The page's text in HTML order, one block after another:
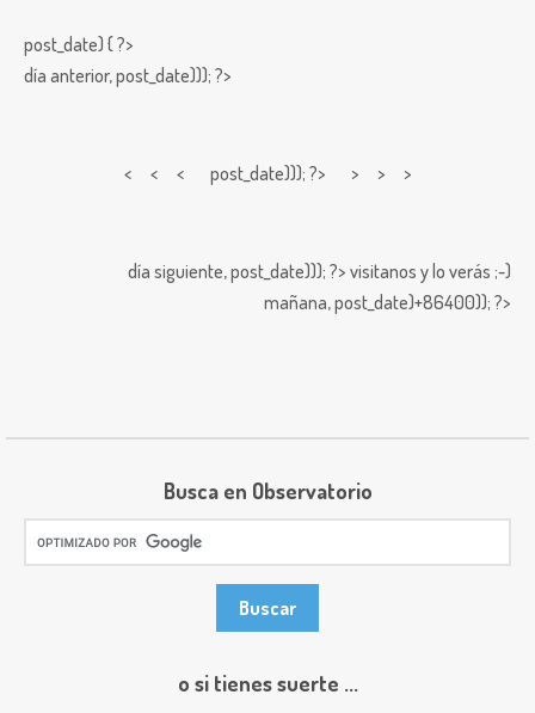
post_date) { ?>
día anterior,post_date))); ?>
< < < post_date))); ?> > > >
día siguiente,post_date))); ?> visitanos y lo verás ;-)
mañana,post_date)+86400)); ?>
Busca en Observatorio
o si tienes suerte ...